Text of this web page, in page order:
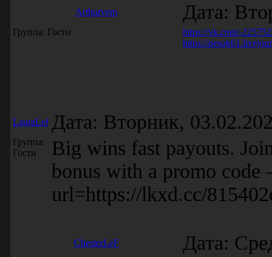
Arthurvem Дата:
Группа: Гости
https://vk.com/-
https://
LauraLef Дата: Вторник,
Группа:
Гости
Big wins fast payouts.
bonus with a promo code
url=https://lkxd.cc/
ChesterLeF Дата: